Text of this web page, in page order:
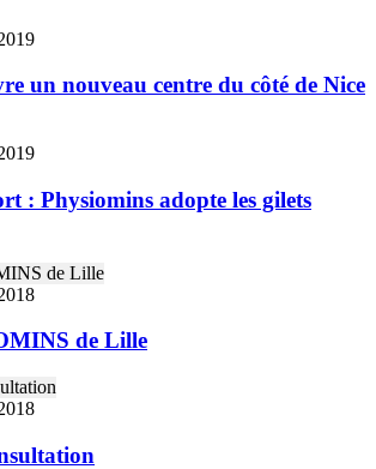
un nouveau centre du côté de Nice
: Physiomins adopte les gilets
de Lille